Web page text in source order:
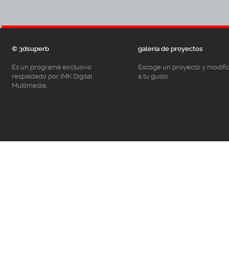
© 3dsuperb
Es un programa exclusivo
respaldado por IMK Digital
Multimedia.
galería de proyectos
Escoge un proyecto y
a tu gusto.